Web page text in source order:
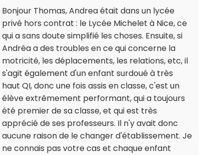
Bonjour Thomas, Andrea était dans un lycée
privé hors contrat : le Lycée Michelet à Nice, ce
qui a sans doute simplifié les choses. Ensuite, si
Andréa a des troubles en ce qui concerne la
motricité, les déplacements, les relations, etc, il
s'agit également d'un enfant surdoué à très
haut QI, donc une fois assis en classe, c'est un
élève extrêmement performant, qui a toujours
été premier de sa classe, et qui est très
apprécié de ses professeurs. Il n'y avait donc
aucune raison de le changer d'établissement. Je
ne connais pas votre cas et chaque enfant